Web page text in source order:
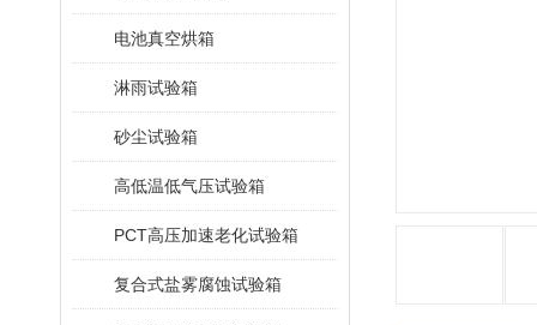
电池真空烘箱
淋雨试验箱
砂尘试验箱
高低温低气压试验箱
PCT高压加速老化试验箱
复合式盐雾腐蚀试验箱